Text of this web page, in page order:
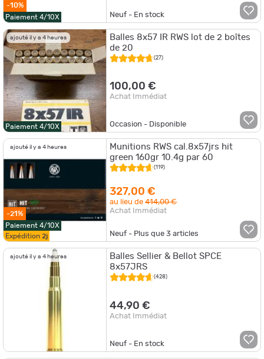
-10%
Paiement 4/10X
Neuf - En stock
ajouté il y a 4 heures
Paiement 4/10X
Balles 8x57 IR RWS lot de 2 boîtes
de 20
(27)
100,00 €
Achat Immédiat
Occasion - Disponible
ajouté il y a 4 heures
-21%
Paiement 4/10X
Expédition 2j
Munitions RWS cal.8x57jrs hit
green 160gr 10.4g par 60
(119)
327,00 €
au lieu de414,00 €
Achat Immédiat
Neuf - Plus que3 articles
ajouté il y a 4 heures
Balles Sellier & Bellot SPCE
8x57JRS
(428)
44,90 €
Achat Immédiat
Neuf - En stock